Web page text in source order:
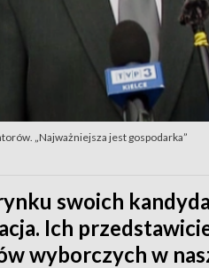
„Najważniejsza jest gospodarka”
swoich
Ich
wyborczych w